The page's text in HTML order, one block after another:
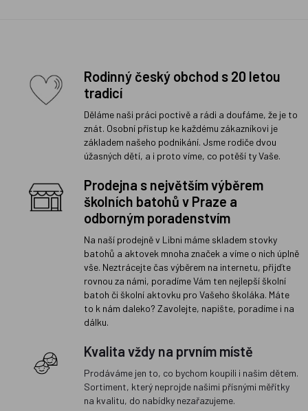
Rodinný český obchod s 20 letou
tradicí
Děláme naši práci poctivě a rádi a doufáme, že je to
znát. Osobní přístup ke každému zákazníkovi je
základem našeho podnikání. Jsme rodiče dvou
úžasných dětí, a i proto víme, co potěší ty Vaše.
Prodejna s největším výběrem
školních batohů v Praze a
odborným poradenstvím
Na naší prodejně v Libni máme skladem stovky
batohů a aktovek mnoha značek a víme o nich úplně
vše. Neztrácejte čas výběrem na internetu, přijďte
rovnou za námi, poradíme Vám ten nejlepší školní
batoh či školní aktovku pro Vašeho školáka. Máte
to k nám daleko? Zavolejte, napište, poradíme i na
dálku.
Kvalita vždy na prvním místě
Prodáváme jen to, co bychom koupili i našim dětem.
Sortiment, který neprojde našimi přísnými měřítky
na kvalitu, do nabídky nezařazujeme.